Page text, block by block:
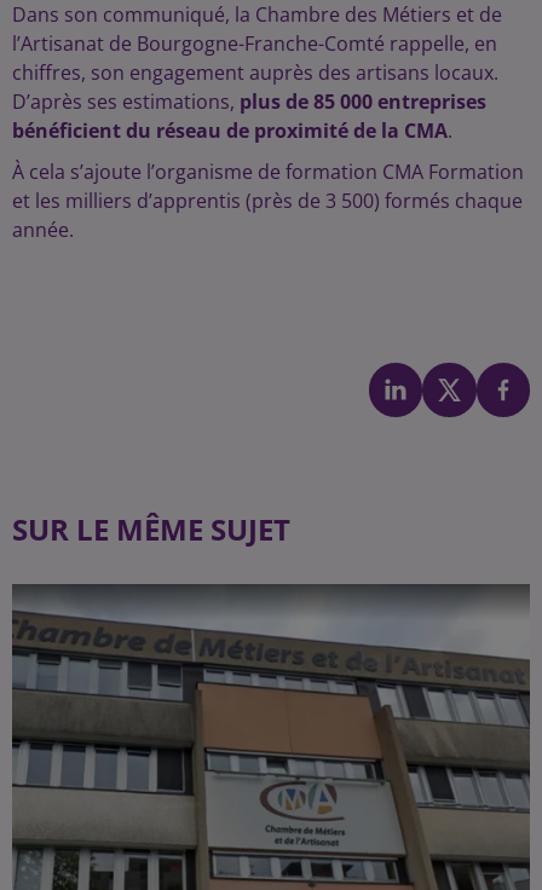
Dans son communiqué, la Chambre des Métiers et de
l’Artisanat de Bourgogne-Franche-Comté rappelle, en
chiffres, son engagement auprès des artisans locaux.
D’après ses estimations, plus de 85 000 entreprises
bénéficient du réseau de proximité de la CMA.
À cela s’ajoute l’organisme de formation CMA Formation
et les milliers d’apprentis (près de 3 500) formés chaque
année.
SUR LE MÊME SUJET